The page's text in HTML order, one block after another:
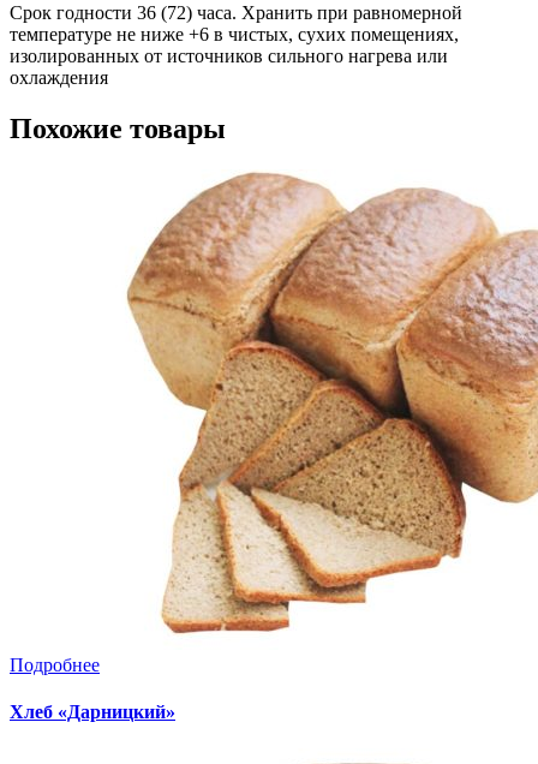
Срок годности 36 (72) часа. Хранить при равномерной
температуре не ниже +6 в чистых, сухих помещениях,
изолированных от источников сильного нагрева или
охлаждения
Похожие товары
Подробнее
Хлеб «Дарницкий»